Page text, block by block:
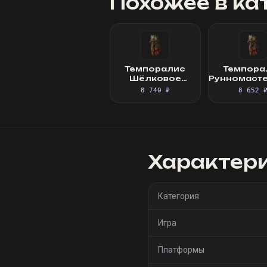
Темпоралис
Шёлковое
платье
8 740 ₽
Шёлковое
8 652 ₽
Категория
Игра
Платформы